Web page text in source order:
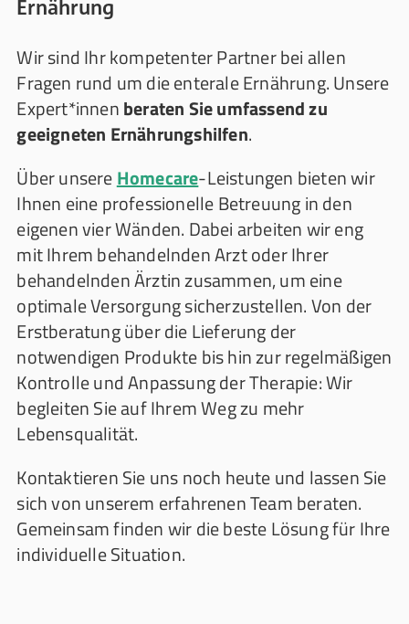
Ernährung
Wir sind Ihr kompetenter Partner bei allen
Fragen rund um die enterale Ernährung. Unsere
Expert*innenberaten Sie umfassend zu
geeigneten Ernährungshilfen.
Über unsereHomecare-Leistungen bieten wir
Ihnen eine professionelle Betreuung in den
eigenen vier Wänden. Dabei arbeiten wir eng
mit Ihrem behandelnden Arzt oder Ihrer
behandelnden Ärztin zusammen, um eine
optimale Versorgung sicherzustellen. Von der
Erstberatung über die Lieferung der
notwendigen Produkte bis hin zur regelmäßigen
Kontrolle und Anpassung der Therapie: Wir
begleiten Sie auf Ihrem Weg zu mehr
Lebensqualität.
Kontaktieren Sie uns noch heute und lassen Sie
sich von unserem erfahrenen Team beraten.
Gemeinsam finden wir die beste Lösung für Ihre
individuelle Situation.